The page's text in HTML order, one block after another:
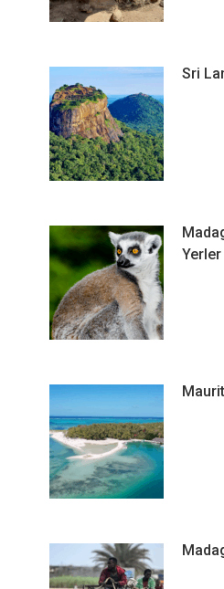
Sri
Yerler